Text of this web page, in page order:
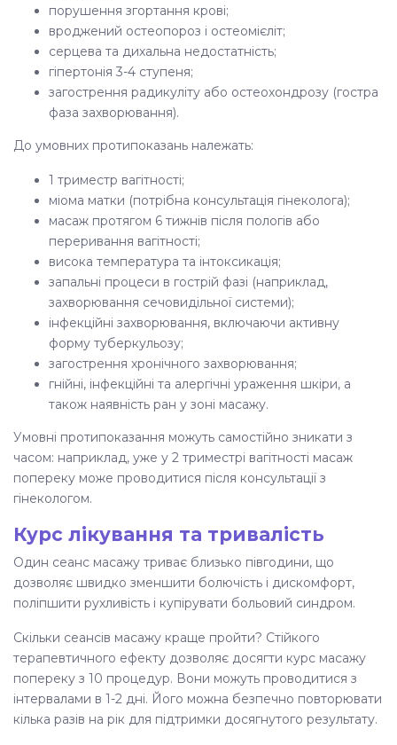
порушення згортання крові;
вроджений остеопороз і остеомієліт;
серцева та дихальна недостатність;
гіпертонія 3-4 ступеня;
загострення радикуліту або остеохондрозу (гостра
фаза захворювання).
До умовних протипоказань належать:
1 триместр вагітності;
міома матки (потрібна консультація гінеколога);
масаж протягом 6 тижнів після пологів або
переривання вагітності;
висока температура та інтоксикація;
запальні процеси в гострій фазі (наприклад,
захворювання сечовидільної системи);
інфекційні захворювання, включаючи активну
форму туберкульозу;
загострення хронічного захворювання;
гнійні, інфекційні та алергічні ураження шкіри, а
також наявність ран у зоні масажу.
Умовні протипоказання можуть самостійно зникати з
часом: наприклад, уже у 2 триместрі вагітності масаж
попереку може проводитися після консультації з
гінекологом.
Курс лікування та тривалість
Один сеанс масажу триває близько півгодини, що
дозволяє швидко зменшити болючість і дискомфорт,
поліпшити рухливість і купірувати больовий синдром.
Скільки сеансів масажу краще пройти? Стійкого
терапевтичного ефекту дозволяє досягти курс масажу
попереку з 10 процедур. Вони можуть проводитися з
інтервалами в 1-2 дні. Його можна безпечно повторювати
кілька разів на рік для підтримки досягнутого результату.